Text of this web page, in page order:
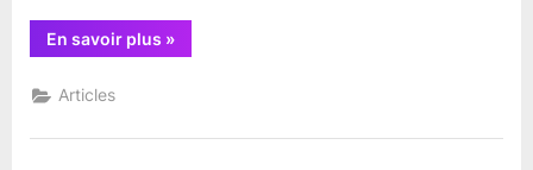
En savoir plus “Résumé
d’actualités
»
Articles